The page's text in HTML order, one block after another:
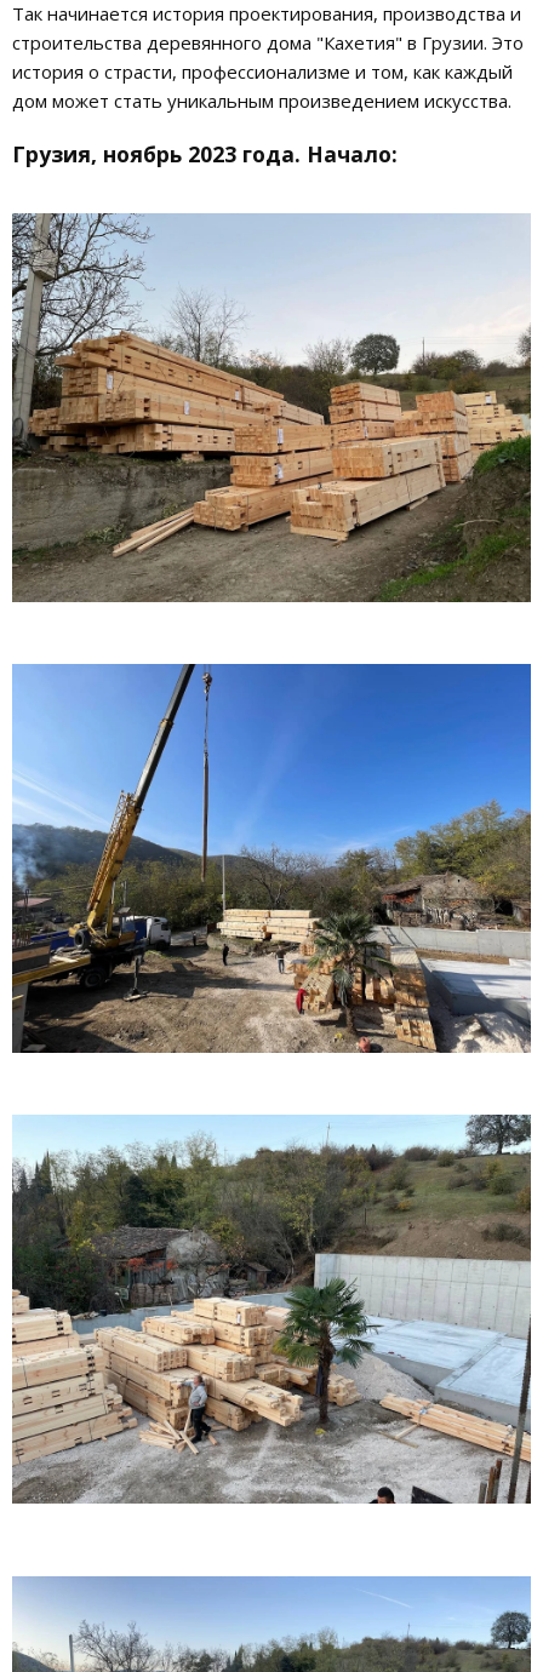
Так начинается история проектирования, производства и
строительства деревянного дома "Кахетия" в Грузии. Это
история о страсти, профессионализме и том, как каждый
дом может стать уникальным произведением искусства.
Грузия, ноябрь 2023 года. Начало: